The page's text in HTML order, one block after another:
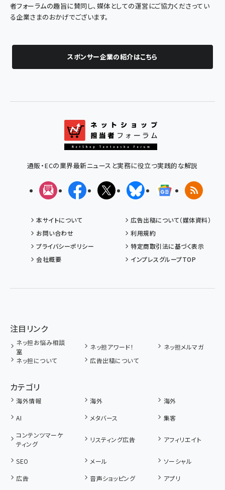
者フォーラムの趣旨に賛同し、媒体としての運営にご協力くださってい
る企業さまのおかげでございます。
スポンサー企業の紹介はこちら
通販・ECの業界最新ニュースと実務に役立つ実践的な解説
メルマガFacebookX(エックス)BlueskyGoogleニュ
RSS
本サイトについて
広告出稿について（媒体資料）
お問い合わせ
利用規約
プライバシーポリシー
特定商取引法に基づく表示
会社概要
インプレスグループTOP
注目リンク
ネッ担お悩み相談
室
ネッ担アワード！
ネッ担メルマガ
ネッ担について
広告出稿について
カテゴリ
海外情報 海外
海外
AI
メタバース
集客
コンテンツマーケ
ティング
リスティング広告 アフィリエイト
SEO メール
ソーシャル
広告
音声ショッピング
アプリ